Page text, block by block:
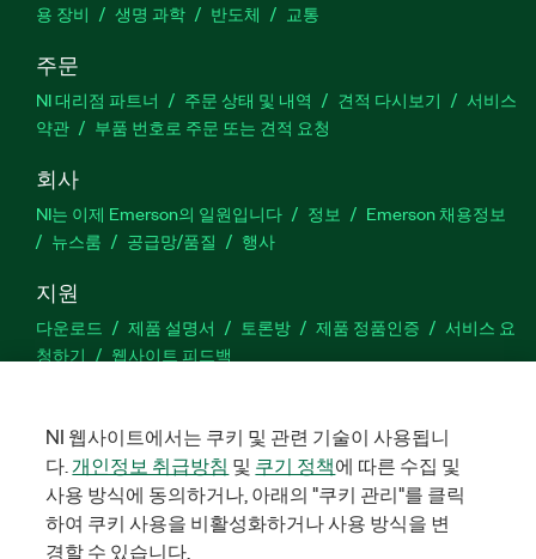
용 장비
생명 과학 반도체 교통
주문
NI 대리점 파트너 주문 상태 및 내역 견적 다시보기
서비스
약관
부품 번호로 주문 또는 견적 요청
회사
NI는 이제 Emerson의 일원입니다 정보
Emerson 채용정보
뉴스룸
공급망/품질 행사
지원
다운로드 제품 설명서 토론방 제품 정품인증
서비스 요
청하기
웹사이트 피드백
Facebook
TwitterLinkedIn
©2026 NATIONAL INSTRUMENTS CORP. 판권 소유. 한국내쇼날인스트
루먼트㈜ | 주소: 서울특별시 영등포구 여의대로 108, 36층 (여의도
NI 웹사이트에서는 쿠키 및 관련 기술이 사용됩니
다.개인정보 취급방침 및 쿠기 정책에 따른 수집 및
사용 방식에 동의하거나, 아래의 "쿠키 관리"를 클릭
하여 쿠키 사용을 비활성화하거나 사용 방식을 변
경할 수 있습니다.